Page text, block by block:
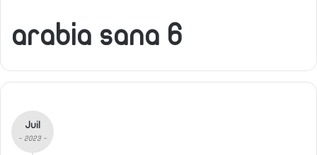
arabia sana 6
Juil
- 2023 -